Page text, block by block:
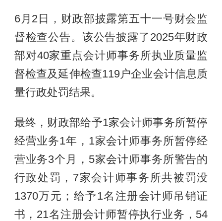
6月2日，财政部披露第五十一号财会监
督检查公告。该公告披露了2025年财政
部对40家重点会计师事务所执业质量监
督检查及延伸检查119户企业会计信息质
量行政处罚结果。
最终，财政部给予1家会计师事务所暂停
经营业务1年，1家会计师事务所暂停经
营业务3个月，5家会计师事务所警告的
行政处罚，7家会计师事务所共被罚没
1370万元；给予1名注册会计师吊销证
书，21名注册会计师暂停执行业务，54